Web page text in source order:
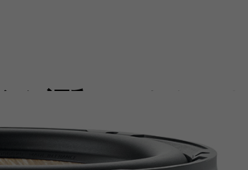
な調和のとれたサ